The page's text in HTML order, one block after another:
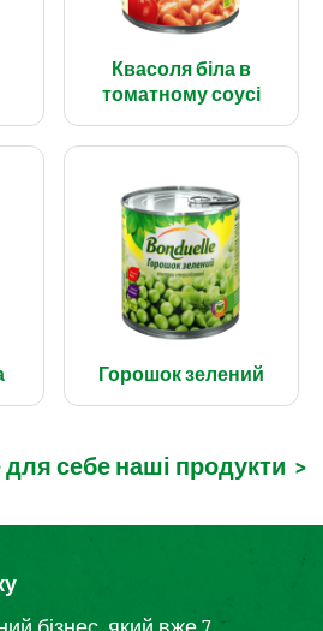
Квасоля біла в
томатному соусі
Горошок зелений
для себе наші продукти >